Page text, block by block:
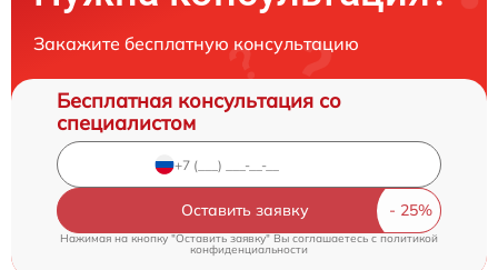
Закажите бесплатную консультацию
Бесплатная консультация со
специалистом
Оставить заявку
Нажимая на кнопку "Оставить заявку" Вы соглашаетесь c политикой
конфиденциальности